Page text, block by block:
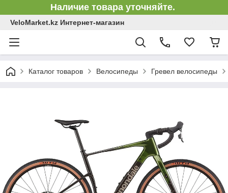
Наличие товара уточняйте.
VeloMarket.kz Интернет-магазин
Каталог товаров Велосипеды Гревел велосипеды